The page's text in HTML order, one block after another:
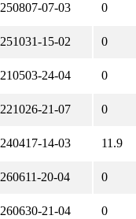
250807-07-03 0
251031-15-02 0
210503-24-04 0
221026-21-07 0
240417-14-03 11.9
260611-20-04 0
260630-21-04 0